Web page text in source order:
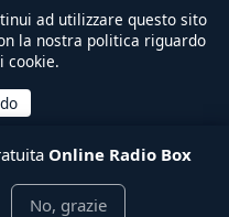
ad utilizzare questo sito
la nostra politica riguardo
cookie.
Online Radio Box
No, grazie